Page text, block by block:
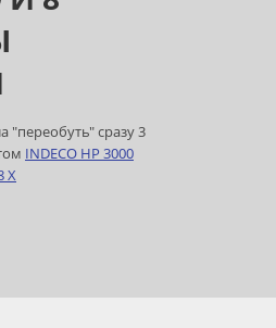
сразу 3
INDECO HP 3000
X